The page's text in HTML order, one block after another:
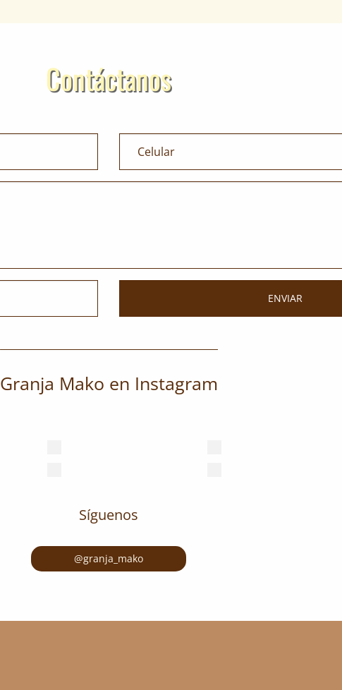
Contáctanos
Granja Mako en Instagram
Síguenos
@granja_mako